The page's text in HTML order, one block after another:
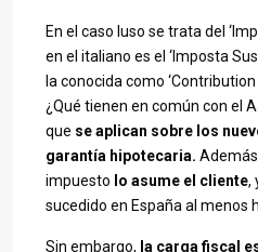
En el caso luso se trata del
en el italiano es el ‘Imposta
la conocida como
¿Qué tienen en común con el
que se aplican sobre los
garantía hipotecaria.
impuesto lo asume el cliente,
sucedido en España al menos
Sin embargo, la carga fiscal